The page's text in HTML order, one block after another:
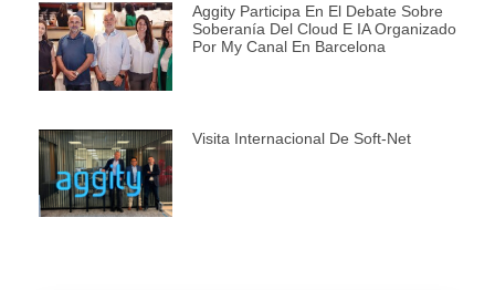
Aggity Participa En El Debate Sobre
Soberanía Del Cloud E IA Organizado
Por My Canal En Barcelona
Visita Internacional De Soft-Net